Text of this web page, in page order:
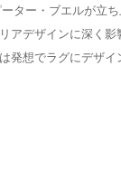
ター・ブエルが立
アデザインに深く
発想でラグにデザ